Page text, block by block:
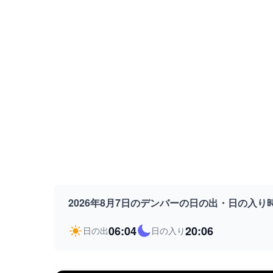
2026年8月7日のデンバーの日の出・日の入り
日の出06:04 日の入り20:06